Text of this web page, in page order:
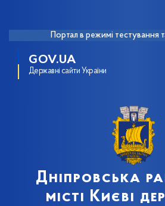
Портал в режимі тестування
GOV.UA
Державні сайти України
Дніпровська
місті Києві